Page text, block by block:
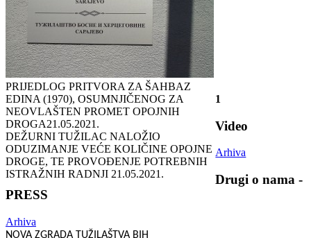
PRIJEDLOG PRITVORA ZA ŠAHBAZ
EDINA (1970), OSUMNJIČENOG ZA
NEOVLAŠTEN PROMET OPOJNIH
DROGA21.05.2021.
DEŽURNI TUŽILAC NALOŽIO
ODUZIMANJE VEĆE KOLIČINE OPOJNE
DROGE, TE PROVOĐENJE POTREBNIH
ISTRAŽNIH RADNJI 21.05.2021.
1
Video
Arhiva
Drugi o nama -
PRESS
Arhiva
NOVA ZGRADA TUŽILAŠTVA BIH